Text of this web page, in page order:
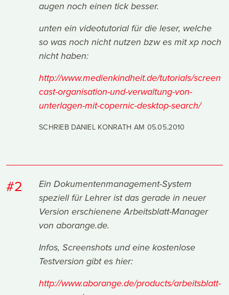
augen noch einen tick besser.
unten ein videotutorial für die leser, welche
so was noch nicht nutzen bzw es mit xp noch
nicht haben:
http://www.medienkindheit.de/tutorials/screen
cast-organisation-und-verwaltung-von-
unterlagen-mit-copernic-desktop-search/
SCHRIEB DANIEL KONRATH AM 05.05.2010
#2
Ein Dokumentenmanagement-System
speziell für Lehrer ist das gerade in neuer
Version erschieneneArbeitsblatt-Manager
von aborange.de.
Infos, Screenshots und eine kostenlose
Testversion gibt es hier:
http://www.aborange.de/products/arbeitsblatt-